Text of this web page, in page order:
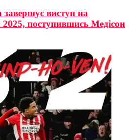
завершує виступ на
поступившись Медісон